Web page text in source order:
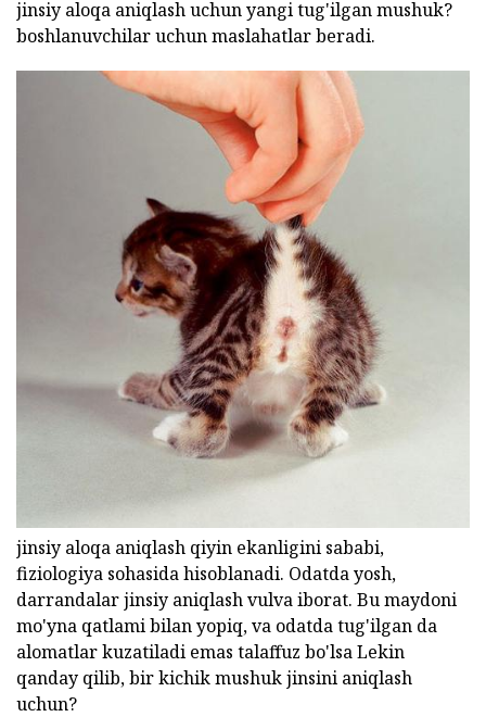
jinsiy aloqa aniqlash uchun yangi tug'ilgan mushuk?
boshlanuvchilar uchun maslahatlar beradi.
jinsiy aloqa aniqlash qiyin ekanligini sababi,
fiziologiya sohasida hisoblanadi. Odatda yosh,
darrandalar jinsiy aniqlash vulva iborat. Bu maydoni
mo'yna qatlami bilan yopiq, va odatda tug'ilgan da
alomatlar kuzatiladi emas talaffuz bo'lsa Lekin
qanday qilib, bir kichik mushuk jinsini aniqlash
uchun?